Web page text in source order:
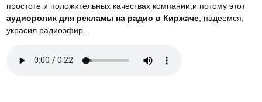
простоте и положительных качествах компании,и потому этот
аудиоролик для рекламы на радио в Киржаче , надеемся,
украсил радиоэфир.